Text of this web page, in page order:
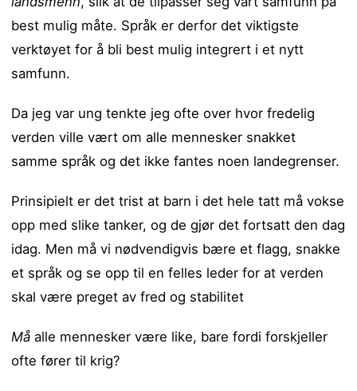
best mulig måte. Språk er derfor det viktigste
verktøyet for å bli best mulig integrert i et nytt
samfunn.
Da jeg var ung tenkte jeg ofte over hvor fredelig
verden ville vært om alle mennesker snakket
samme språk og det ikke fantes noen landegrenser.
Prinsipielt er det trist at barn i det hele tatt må vokse
opp med slike tanker, og de gjør det fortsatt den dag
idag. Men må vi nødvendigvis bære et flagg, snakke
et språk og se opp til en felles leder for at verden
skal være preget av fred og stabilitet
Må alle mennesker være like, bare fordi forskjeller
ofte fører til krig?